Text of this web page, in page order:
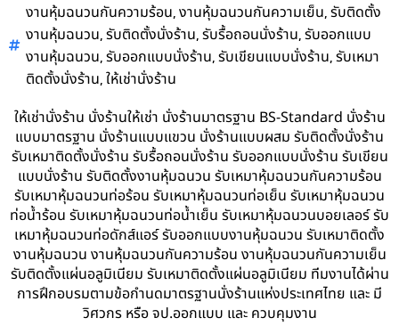
งานหุ้มฉนวนกันความร้อน,งานหุ้มฉนวนกันความเย็น,รับติดตั้ง
งานหุ้มฉนวน,รับติดตั้งนั่งร้าน,รับรื้อถอนนั่งร้าน,รับออกแบบ
งานหุ้มฉนวน,รับออกแบบนั่งร้าน,รับเขียนแบบนั่งร้าน,รับเหมา
ติดตั้งนั่งร้าน,ให้เช่านั่งร้าน
ให้เช่านั่งร้าน นั่งร้านให้เช่า นั่งร้านมาตรฐาน BS-Standard นั่งร้าน
แบบมาตรฐาน นั่งร้านแบบแขวน นั่งร้านแบบผสม รับติดตั้งนั่งร้าน
รับเหมาติดตั้งนั่งร้าน รับรื้อถอนนั่งร้าน รับออกแบบนั่งร้าน รับเขียน
แบบนั่งร้าน รับติดตั้งงานหุ้มฉนวน รับเหมาหุ้มฉนวนกันความร้อน
รับเหมาหุ้มฉนวนท่อร้อน รับเหมาหุ้มฉนวนท่อเย็น รับเหมาหุ้มฉนวน
ท่อน้ำร้อน รับเหมาหุ้มฉนวนท่อน้ำเย็น รับเหมาหุ้มฉนวนบอยเลอร์ รับ
เหมาหุ้มฉนวนท่อดักส์แอร์ รับออกแบบงานหุ้มฉนวน รับเหมาติดตั้ง
งานหุ้มฉนวน งานหุ้มฉนวนกันความร้อน งานหุ้มฉนวนกันความเย็น
รับติดตั้งแผ่นอลูมิเนียม รับเหมาติดตั้งแผ่นอลูมิเนียม ทีมงานได้ผ่าน
การฝึกอบรมตามข้อกำนดมาตรฐานนั่งร้านแห่งประเทศไทย และ มี
วิศวกร หรือ จป.ออกแบบ และ ควบคุมงาน